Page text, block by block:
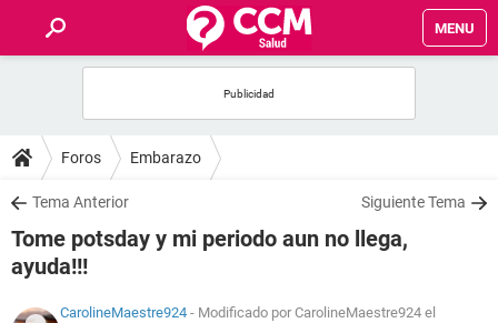
MENU
FOROS
SALUD
FAMILIA
NUTRICIÓN
Foros Embarazo
Tema Anterior Siguiente Tema
Tome potsday y mi periodo aun no llega,
ayuda!!!
CarolineMaestre924 - Modificado por CarolineMaestre924 el